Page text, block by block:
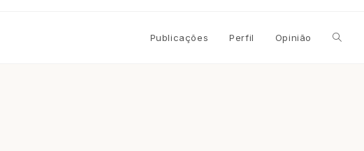
Publicações Perfil Opinião